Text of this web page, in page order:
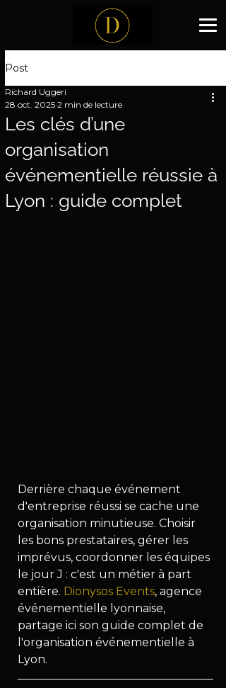
Post
Les clés d’une
organisation
événementielle réussie à
Lyon : guide complet
Richard Uggeri
28 oct. 2025 2 min de lecture
Derrière chaque événement
d'entreprise réussi se cache une
organisation minutieuse. Choisir
les bons prestataires, gérer les
imprévus, coordonner les équipes
le jour J : c'est un métier à part
entière. Dionysos Events, agence
événementielle lyonnaise,
partage ici son guide complet de
l'organisation événementielle à
Lyon.